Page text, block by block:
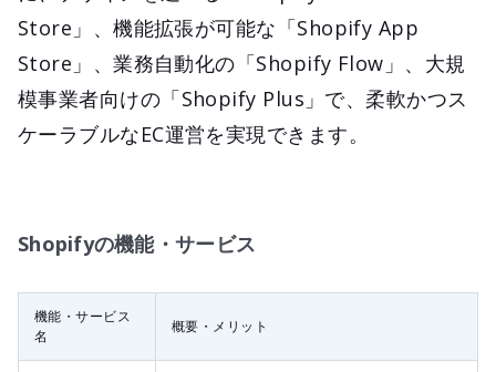
Store」、機能拡張が可能な「Shopify App
Store」、業務自動化の「Shopify Flow」、大規
模事業者向けの「Shopify Plus」で、柔軟かつス
ケーラブルなEC運営を実現できます。
Shopifyの機能・サービス
機能・サービス
名
概要・メリット